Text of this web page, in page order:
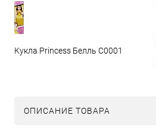
Кукла Princess Белль C0001
ОПИСАНИЕ ТОВАРА